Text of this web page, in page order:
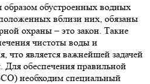
обустроенных водных
вблизи них, обязаны
охраны – это закон. Такие
чистоты воды и
что является важнейшей задачей
обеспечения правильной
необходим специальный